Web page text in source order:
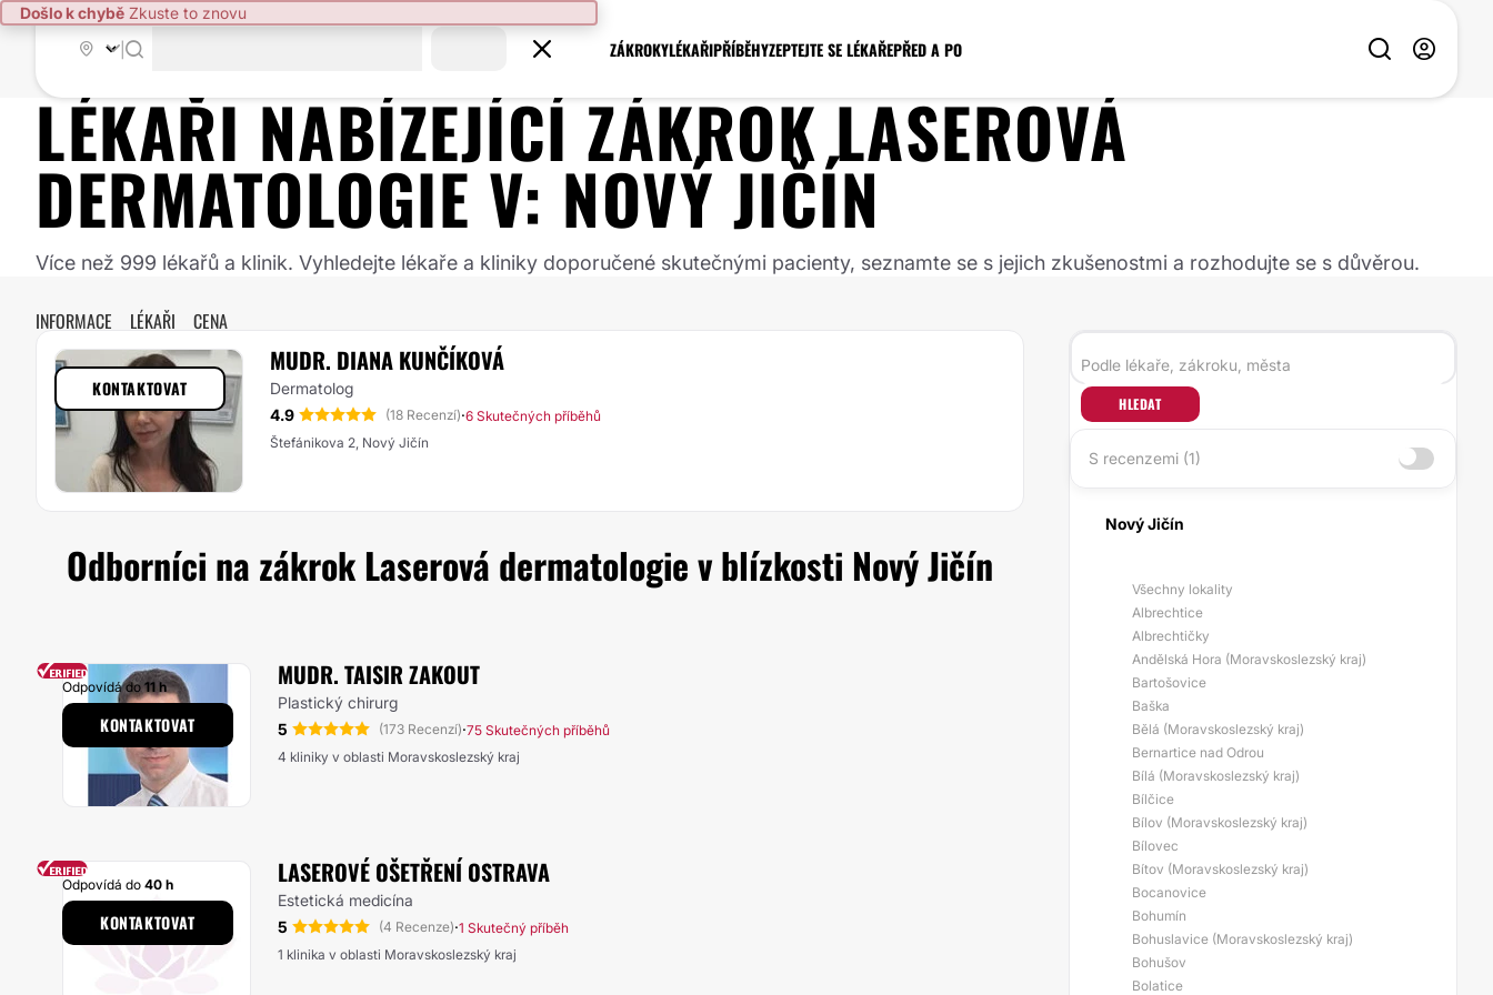
Došlo k chybě Zkuste to znovu
ZÁKROKYLÉKAŘIPŘÍBĚHYZEPTEJTE SE LÉKAŘEPŘED A PO
LÉKAŘI NABÍZEJÍCÍ ZÁKROKLASEROVÁ
DERMATOLOGIEV: NOVÝ JIČÍN
Více než 999 lékařů a klinik. Vyhledejte lékaře a kliniky doporučené skutečnými pacienty, seznamte se s jejich zkušenostmi a rozhodujte se s důvěrou.
INFORMACE LÉKAŘI CENA
MUDR. DIANA KUNČÍKOVÁ
Dermatolog
4.9
(18 Recenzí)·6 Skutečných příběhů
Štefánikova 2, Nový Jičín
KONTAKTOVAT
Odborníci na zákrok Laserová dermatologie v blízkosti Nový Jičín
MUDR. TAISIR ZAKOUT
Plastický chirurg
5
(173 Recenzí)·75 Skutečných příběhů
4 kliniky v oblasti Moravskoslezský kraj
Odpovídá do11 h
KONTAKTOVAT
LASEROVÉ OŠETŘENÍ OSTRAVA
Estetická medicína
5
(4 Recenze)·1 Skutečný příběh
1 klinika v oblasti Moravskoslezský kraj
Odpovídá do 40 h
KONTAKTOVAT
HLEDAT
S recenzemi (1)
Nový Jičín
Všechny lokality
Albrechtice
Albrechtičky
Andělská Hora (Moravskoslezský kraj)
Bartošovice
Baška
Bělá (Moravskoslezský kraj)
Bernartice nad Odrou
Bílá (Moravskoslezský kraj)
Bílčice
Bílov (Moravskoslezský kraj)
Bílovec
Bítov (Moravskoslezský kraj)
Bocanovice
Bohumín
Bohuslavice (Moravskoslezský kraj)
Bohušov
Bolatice